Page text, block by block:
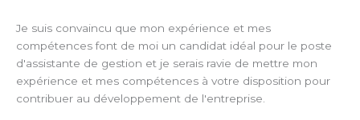
Je suis convaincu que mon expérience et mes
compétences font de moi un candidat idéal pour le poste
d'assistante de gestion et je serais ravie de mettre mon
expérience et mes compétences à votre disposition pour
contribuer au développement de l'entreprise.